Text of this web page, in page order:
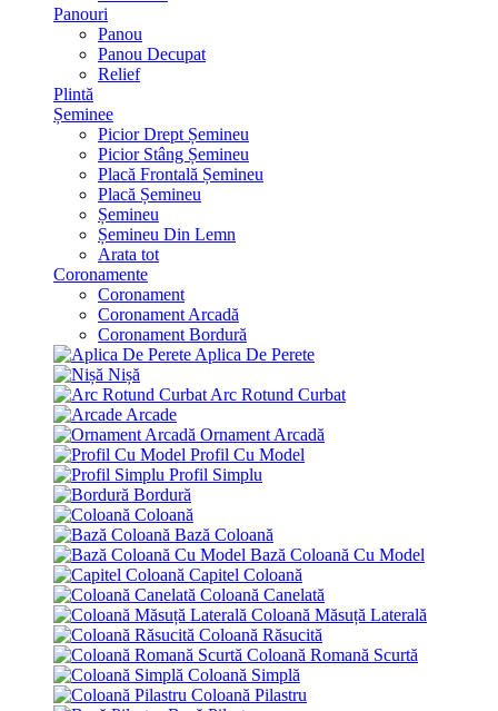
Panouri
Panou
Panou Decupat
Relief
Plintă
Șeminee
Picior Drept Șemineu
Picior Stâng Șemineu
Placă Frontală Șemineu
Placă Șemineu
Șemineu
Șemineu Din Lemn
Arata tot
Coronamente
Coronament
Coronament Arcadă
Coronament Bordură
Aplica De Perete
Nișă
Arc Rotund Curbat
Arcade
Ornament Arcadă
Profil Cu Model
Profil Simplu
Bordură
Coloană
Bază Coloană
Bază Coloană Cu Model
Capitel Coloană
Coloană Canelată
Coloană Măsuță Laterală
Coloană Răsucită
Coloană Romană Scurtă
Coloană Simplă
Coloană Pilastru